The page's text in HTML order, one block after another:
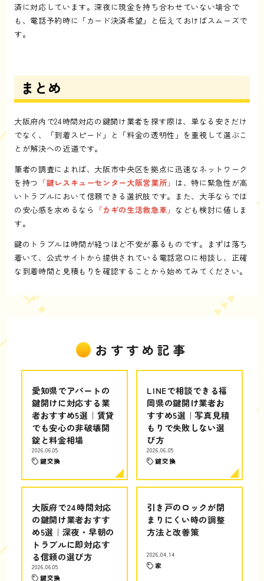
済に対応しています。深夜に現金を持ち合わせていない場合で
も、電話予約時に「カード決済希望」と伝えておけばスムーズで
す。
まとめ
大阪府内で24時間対応の鍵開け業者を探す際は、単なる安さだけ
でなく、「到着スピード」と「料金の透明性」を重視して選ぶこ
とが解決への近道です。
筆者の調査によれば、大阪市中央区を拠点に迅速なネットワーク
を持つ 「鍵レスキューセンター大阪営業所」 は、特に緊急性が高
いトラブルにおいて信頼できる選択肢です。また、大手ならでは
の安心感を求めるなら
「カギの生活救急車」 なども検討に値しま
す。
鍵のトラブルは時間が経つほど不安が募るものです。まずは落ち
着いて、公式サイトから提供されている電話窓口に相談し、正確
な到着時間と見積もりを確認することから始めてみてください。
おすすめ記事
愛知県でアパートの
鍵開けに対応する業
者おすすめ5選｜賃貸
でも安心の非破壊開
錠と料金相場
2026.06.05
鍵交換
LINEで相談できる福
岡県の鍵開け業者お
すすめ5選｜写真見積
もりで失敗しない選
び方
2026.06.05
鍵交換
大阪府で24時間対応
の鍵開け業者おすす
め5選｜深夜・早朝の
トラブルに即対応す
る信頼の選び方
2026.06.05
鍵交換
引き戸のロックが閉
まりにくい時の調整
方法と改善策
2026.04.14
家